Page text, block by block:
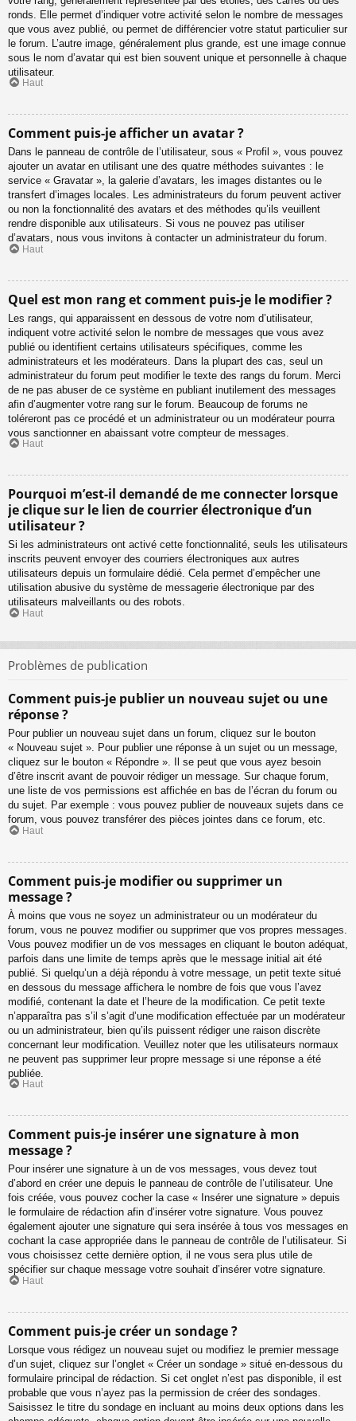
ronds. Elle permet d’indiquer votre activité selon le nombre de messages
que vous avez publié, ou permet de différencier votre statut particulier sur
le forum. L’autre image, généralement plus grande, est une image connue
sous le nom d’avatar qui est bien souvent unique et personnelle à chaque
utilisateur.
Haut
Comment puis-je afficher un avatar ?
Dans le panneau de contrôle de l’utilisateur, sous « Profil », vous pouvez
ajouter un avatar en utilisant une des quatre méthodes suivantes : le
service « Gravatar », la galerie d’avatars, les images distantes ou le
transfert d’images locales. Les administrateurs du forum peuvent activer
ou non la fonctionnalité des avatars et des méthodes qu’ils veuillent
rendre disponible aux utilisateurs. Si vous ne pouvez pas utiliser
d’avatars, nous vous invitons à contacter un administrateur du forum.
Haut
Quel est mon rang et comment puis-je le modifier ?
Les rangs, qui apparaissent en dessous de votre nom d’utilisateur,
indiquent votre activité selon le nombre de messages que vous avez
publié ou identifient certains utilisateurs spécifiques, comme les
administrateurs et les modérateurs. Dans la plupart des cas, seul un
administrateur du forum peut modifier le texte des rangs du forum. Merci
de ne pas abuser de ce système en publiant inutilement des messages
afin d’augmenter votre rang sur le forum. Beaucoup de forums ne
toléreront pas ce procédé et un administrateur ou un modérateur pourra
vous sanctionner en abaissant votre compteur de messages.
Haut
Pourquoi m’est-il demandé de me connecter lorsque
je clique sur le lien de courrier électronique d’un
utilisateur ?
Si les administrateurs ont activé cette fonctionnalité, seuls les utilisateurs
inscrits peuvent envoyer des courriers électroniques aux autres
utilisateurs depuis un formulaire dédié. Cela permet d’empêcher une
utilisation abusive du système de messagerie électronique par des
utilisateurs malveillants ou des robots.
Haut
Problèmes de publication
Comment puis-je publier un nouveau sujet ou une
réponse ?
Pour publier un nouveau sujet dans un forum, cliquez sur le bouton
« Nouveau sujet ». Pour publier une réponse à un sujet ou un message,
cliquez sur le bouton « Répondre ». Il se peut que vous ayez besoin
d’être inscrit avant de pouvoir rédiger un message. Sur chaque forum,
une liste de vos permissions est affichée en bas de l’écran du forum ou
du sujet. Par exemple : vous pouvez publier de nouveaux sujets dans ce
forum, vous pouvez transférer des pièces jointes dans ce forum, etc.
Haut
Comment puis-je modifier ou supprimer un
message ?
À moins que vous ne soyez un administrateur ou un modérateur du
forum, vous ne pouvez modifier ou supprimer que vos propres messages.
Vous pouvez modifier un de vos messages en cliquant le bouton adéquat,
parfois dans une limite de temps après que le message initial ait été
publié. Si quelqu’un a déjà répondu à votre message, un petit texte situé
en dessous du message affichera le nombre de fois que vous l’avez
modifié, contenant la date et l’heure de la modification. Ce petit texte
n’apparaîtra pas s’il s’agit d’une modification effectuée par un modérateur
ou un administrateur, bien qu’ils puissent rédiger une raison discrète
concernant leur modification. Veuillez noter que les utilisateurs normaux
ne peuvent pas supprimer leur propre message si une réponse a été
publiée.
Haut
Comment puis-je insérer une signature à mon
message ?
Pour insérer une signature à un de vos messages, vous devez tout
d’abord en créer une depuis le panneau de contrôle de l’utilisateur. Une
fois créée, vous pouvez cocher la case « Insérer une signature » depuis
le formulaire de rédaction afin d’insérer votre signature. Vous pouvez
également ajouter une signature qui sera insérée à tous vos messages en
cochant la case appropriée dans le panneau de contrôle de l’utilisateur. Si
vous choisissez cette dernière option, il ne vous sera plus utile de
spécifier sur chaque message votre souhait d’insérer votre signature.
Haut
Comment puis-je créer un sondage ?
Lorsque vous rédigez un nouveau sujet ou modifiez le premier message
d’un sujet, cliquez sur l’onglet « Créer un sondage » situé en-dessous du
formulaire principal de rédaction. Si cet onglet n’est pas disponible, il est
probable que vous n’ayez pas la permission de créer des sondages.
Saisissez le titre du sondage en incluant au moins deux options dans les